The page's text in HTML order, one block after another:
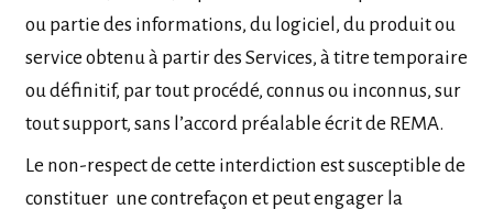
ou partie des informations, du logiciel, du produit ou
service obtenu à partir des Services, à titre temporaire
ou définitif, par tout procédé, connus ou inconnus, sur
tout support, sans l’accord préalable écrit de REMA.
Le non-respect de cette interdiction est susceptible de
constituer une contrefaçon et peut engager la